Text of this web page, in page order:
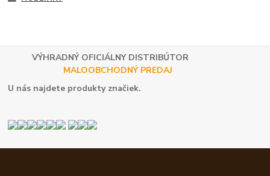
VÝHRADNÝ OFICIÁLNY DISTRIBÚTOR
MALOOBCHODNÝ PREDAJ
U nás najdete produkty značiek.